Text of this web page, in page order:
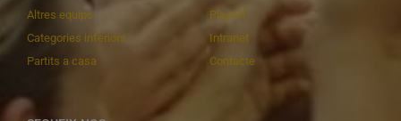
Altres equips
Categories inferiors
Partits a casa
Playoff
Intranet
Contacte